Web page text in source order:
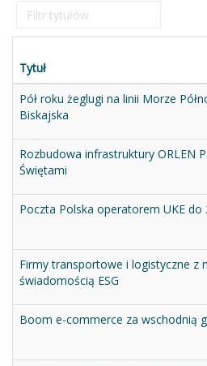
Filtr
tytułów
Tytuł
Pół roku żeglugi na linii Morze
Biskajska
Rozbudowa infrastruktury ORLEN
Świętami
Poczta Polska operatorem UKE do
Firmy transportowe i logistyczne z
świadomością ESG
Boom e-commerce za wschodnią